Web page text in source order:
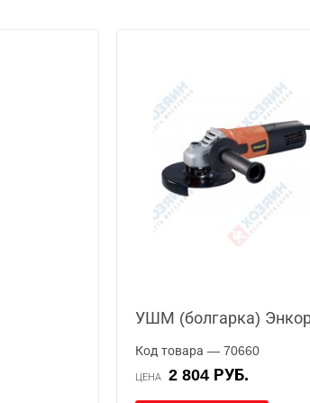
УШМ (болгарка)
Код товара — 70660
ЦЕНА 2 804 РУБ.